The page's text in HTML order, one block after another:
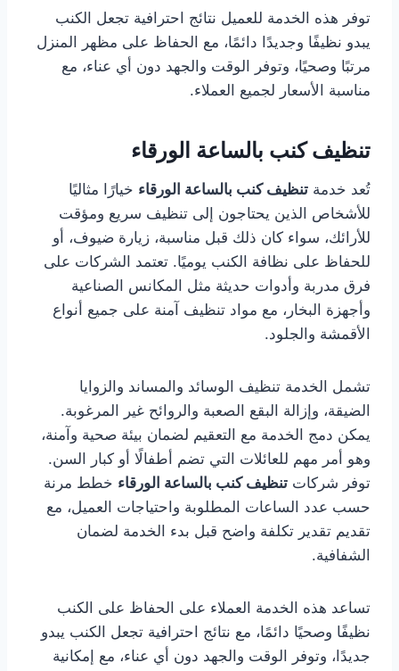
توفر هذه الخدمة للعميل نتائج احترافية تجعل الكنب
يبدو نظيفًا وجديدًا دائمًا، مع الحفاظ على مظهر المنزل
مرتبًا وصحيًا، وتوفر الوقت والجهد دون أي عناء، مع
مناسبة الأسعار لجميع العملاء.
تنظيف كنب بالساعة الورقاء
تُعد خدمة تنظيف كنب بالساعة الورقاء خيارًا مثاليًا
للأشخاص الذين يحتاجون إلى تنظيف سريع ومؤقت
للأرائك، سواء كان ذلك قبل مناسبة، زيارة ضيوف، أو
للحفاظ على نظافة الكنب يوميًا. تعتمد الشركات على
فرق مدربة وأدوات حديثة مثل المكانس الصناعية
وأجهزة البخار، مع مواد تنظيف آمنة على جميع أنواع
الأقمشة والجلود.
تشمل الخدمة تنظيف الوسائد والمساند والزوايا
الضيقة، وإزالة البقع الصعبة والروائح غير المرغوبة.
يمكن دمج الخدمة مع التعقيم لضمان بيئة صحية وآمنة،
وهو أمر مهم للعائلات التي تضم أطفالًا أو كبار السن.
توفر شركات تنظيف كنب بالساعة الورقاء خطط مرنة
حسب عدد الساعات المطلوبة واحتياجات العميل، مع
تقديم تقدير تكلفة واضح قبل بدء الخدمة لضمان
الشفافية.
تساعد هذه الخدمة العملاء على الحفاظ على الكنب
نظيفًا وصحيًا دائمًا، مع نتائج احترافية تجعل الكنب يبدو
جديدًا، وتوفر الوقت والجهد دون أي عناء، مع إمكانية